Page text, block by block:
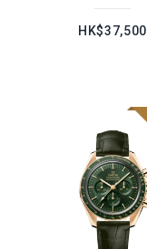
HK$37,500